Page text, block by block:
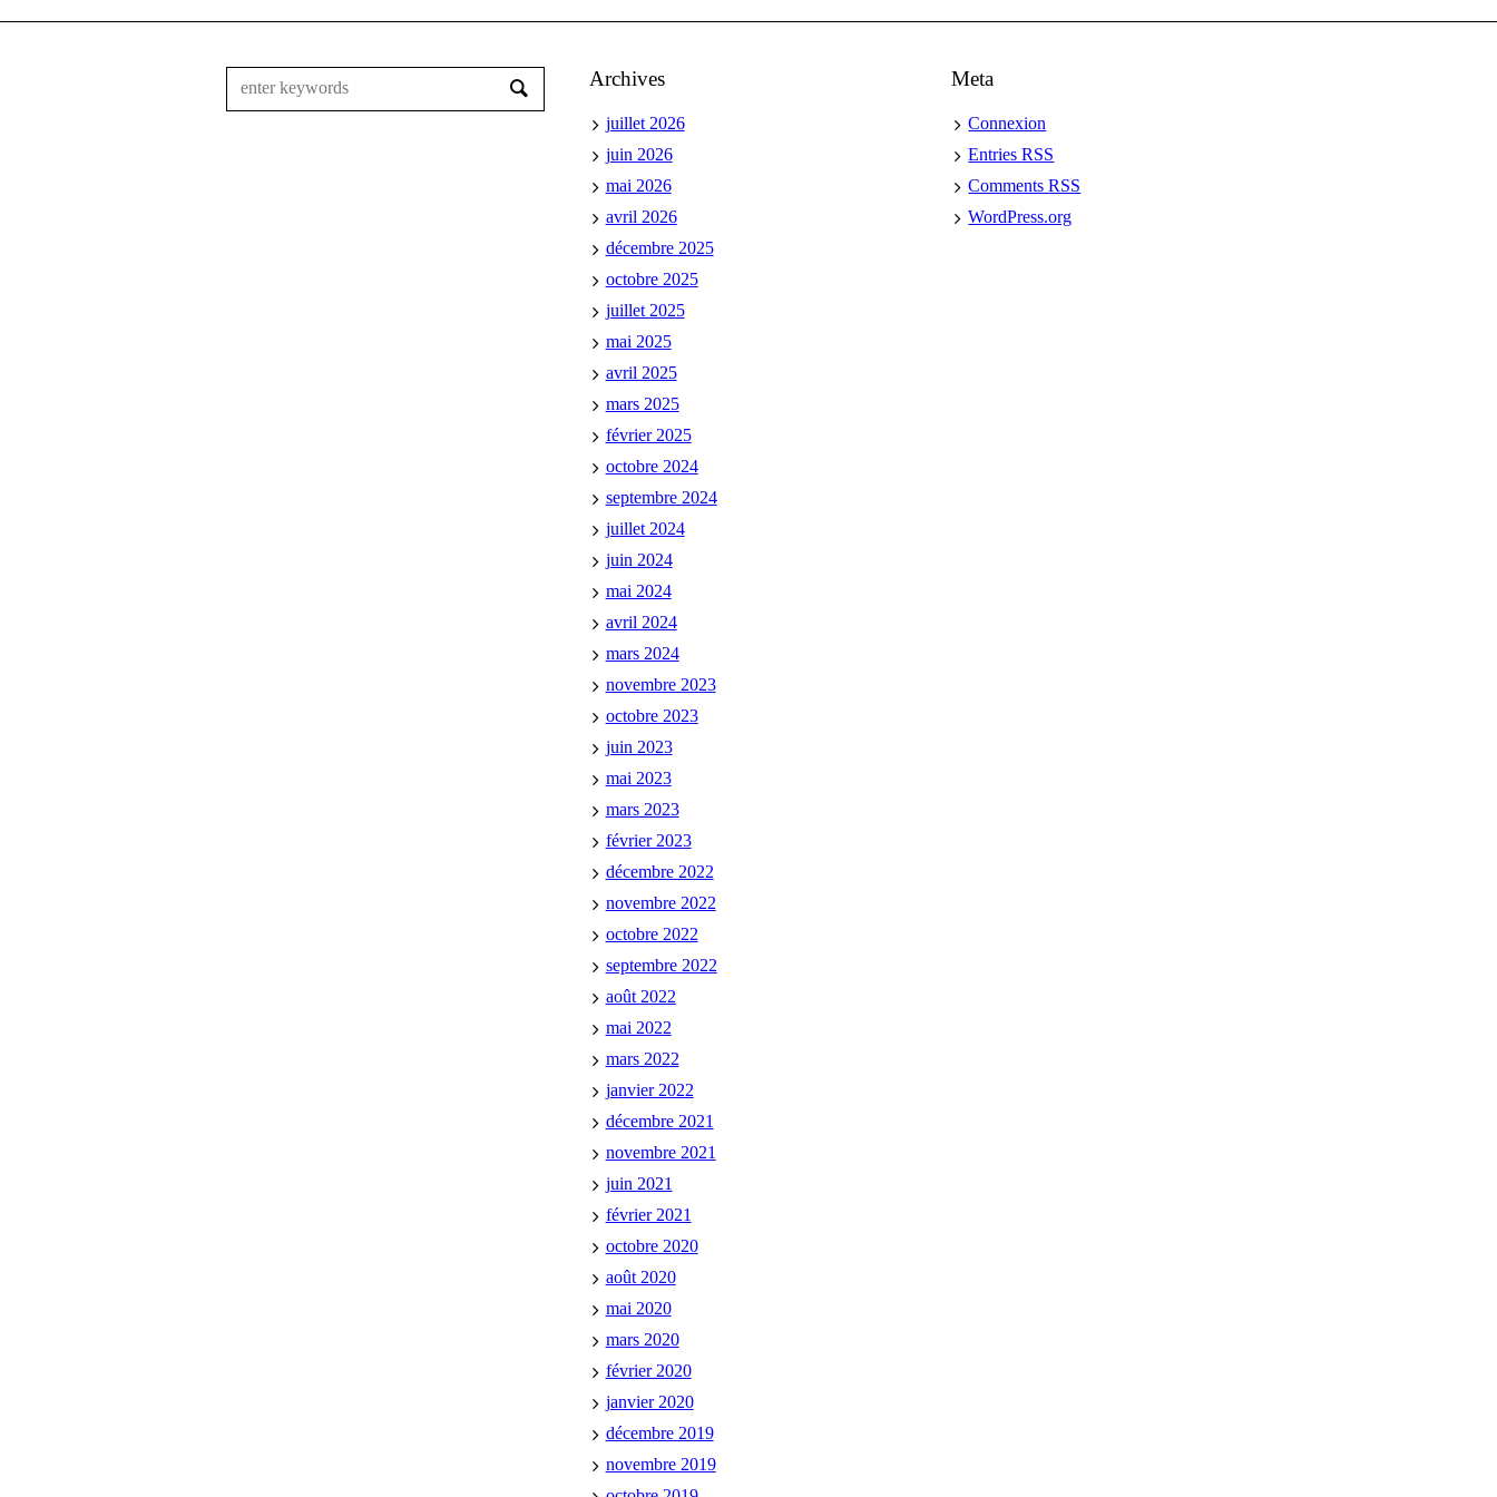
Archives
juillet 2026
juin 2026
mai 2026
avril 2026
décembre 2025
octobre 2025
juillet 2025
mai 2025
avril 2025
mars 2025
février 2025
octobre 2024
septembre 2024
juillet 2024
juin 2024
mai 2024
avril 2024
mars 2024
novembre 2023
octobre 2023
juin 2023
mai 2023
mars 2023
février 2023
décembre 2022
novembre 2022
octobre 2022
septembre 2022
août 2022
mai 2022
mars 2022
janvier 2022
décembre 2021
novembre 2021
juin 2021
février 2021
octobre 2020
août 2020
mai 2020
mars 2020
février 2020
janvier 2020
décembre 2019
novembre 2019
Meta
Connexion
EntriesRSS
CommentsRSS
WordPress.org